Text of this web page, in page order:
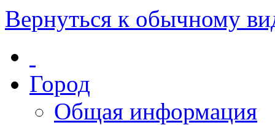
Вернуться к обычному
Город
Общая информация